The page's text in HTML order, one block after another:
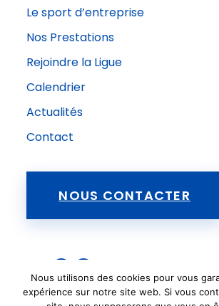
Le sport d’entreprise
Nos Prestations
Rejoindre la Ligue
Calendrier
Actualités
Contact
NOUS CONTACTER
Suivez-nous sur Facebook !
Nous utilisons des cookies pour vous
expérience sur notre site web. Si vous